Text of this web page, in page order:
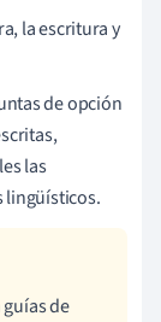
la escritura y
de opción
las
lingüísticos.
de